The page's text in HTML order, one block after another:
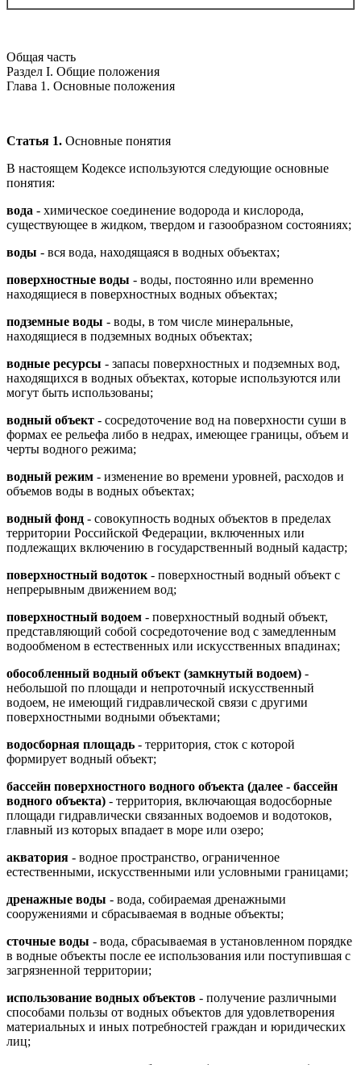
Общая часть
Раздел I. Общие положения
Глава 1. Основные положения
Статья 1. Основные понятия
В настоящем Кодексе используются следующие основные
понятия:
вода - химическое соединение водорода и кислорода,
существующее в жидком, твердом и газообразном состояниях;
воды - вся вода, находящаяся в водных объектах;
поверхностные воды - воды, постоянно или временно
находящиеся в поверхностных водных объектах;
подземные воды - воды, в том числе минеральные,
находящиеся в подземных водных объектах;
водные ресурсы - запасы поверхностных и подземных вод,
находящихся в водных объектах, которые используются или
могут быть использованы;
водный объект - сосредоточение вод на поверхности суши в
формах ее рельефа либо в недрах, имеющее границы, объем и
черты водного режима;
водный режим - изменение во времени уровней, расходов и
объемов воды в водных объектах;
водный фонд - совокупность водных объектов в пределах
территории Российской Федерации, включенных или
подлежащих включению в государственный водный кадастр;
поверхностный водоток - поверхностный водный объект с
непрерывным движением вод;
поверхностный водоем - поверхностный водный объект,
представляющий собой сосредоточение вод с замедленным
водообменом в естественных или искусственных впадинах;
обособленный водный объект (замкнутый водоем) -
небольшой по площади и непроточный искусственный
водоем, не имеющий гидравлической связи с другими
поверхностными водными объектами;
водосборная площадь - территория, сток с которой
формирует водный объект;
бассейн поверхностного водного объекта (далее - бассейн
водного объекта) - территория, включающая водосборные
площади гидравлически связанных водоемов и водотоков,
главный из которых впадает в море или озеро;
акватория - водное пространство, ограниченное
естественными, искусственными или условными границами;
дренажные воды - вода, собираемая дренажными
сооружениями и сбрасываемая в водные объекты;
сточные воды - вода, сбрасываемая в установленном порядке
в водные объекты после ее использования или поступившая с
загрязненной территории;
использование водных объектов - получение различными
способами пользы от водных объектов для удовлетворения
материальных и иных потребностей граждан и юридических
лиц;